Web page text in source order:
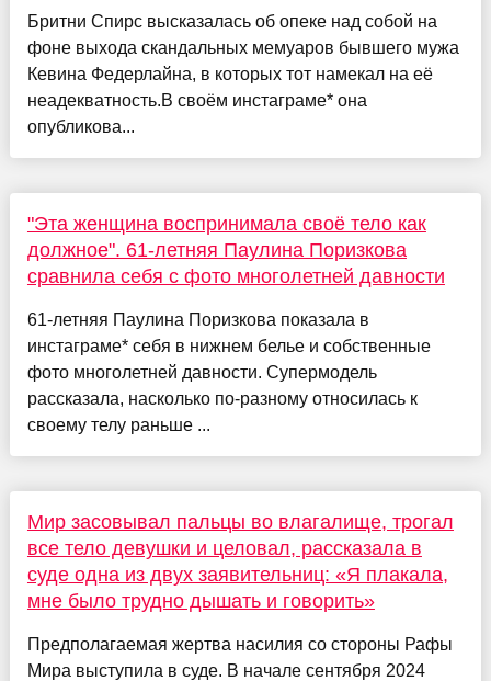
Бритни Спирс высказалась об опеке над собой на
фоне выхода скандальных мемуаров бывшего мужа
Кевина Федерлайна, в которых тот намекал на её
неадекватность.В своём инстаграме* она
опубликова...
"Эта женщина воспринимала своё тело как
должное". 61-летняя Паулина Поризкова
сравнила себя с фото многолетней давности
61-летняя Паулина Поризкова показала в
инстаграме* себя в нижнем белье и собственные
фото многолетней давности. Супермодель
рассказала, насколько по-разному относилась к
своему телу раньше ...
Мир засовывал пальцы во влагалище, трогал
все тело девушки и целовал, рассказала в
суде одна из двух заявительниц: «Я плакала,
мне было трудно дышать и говорить»
Предполагаемая жертва насилия со стороны Рафы
Мира выступила в суде. В начале сентября 2024